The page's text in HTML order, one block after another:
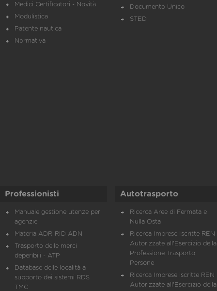
Medici Certificatori - Novità
Modulistica
Patente nautica
Normativa
Documento Unico
STED
Professionisti
Manuale gestione utenze per
agenzie
Materia ADR-RID-ADN
Trasporto delle merci
deperibili - ATP
Database delle località a
supporto dei sistemi RDS
TMC
Autotrasporto
Ricerca Aree di Fermata e
Nulla Osta
Ricerca Imprese Iscritte REN
Autorizzate all'Esercizio della
Professione Trasporto
Persone
Ricerca Imprese iscritte REN
Autorizzate all'Esercizio della